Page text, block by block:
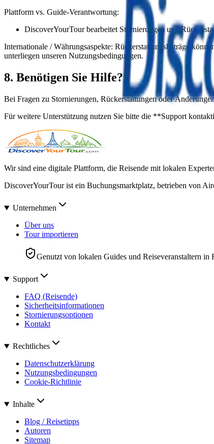
Plattform vs. Guide-Verantwortung:
DiscoverYourTour bearbeitet Stornierungen und
Internationale / Währungsaspekte: Rückerstattungsbeträge
unterliegen unseren Nutzungsbedingungen.
8. Benötigen Sie Hilfe?
Bei Fragen zu Stornierungen, Rückerstattungen oder
Für weitere Unterstützung nutzen Sie bitte die **Support
Wir sind eine digitale Plattform, die Reisende mit lokalen
DiscoverYourTour ist ein Buchungsmarktplatz, betrieben von
Unternehmen
Über uns
Tour importieren
Genutzt von lokalen Guides und Reiseveranstaltern
Support
FAQ (Reisende)
Sicherheitsinformationen
Stornierungsoptionen
Kontakt
Rechtliches
Datenschutzerklärung
Nutzungsbedingungen
Cookie-Richtlinie
Inhalte
Blog / Reisetipps
Autoren
Sitemap